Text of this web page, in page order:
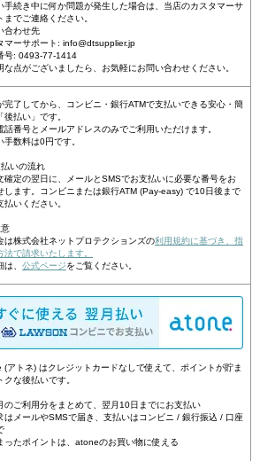
手続き中に何か問題が発生した場合は、当店のカスタマーサ
までご連絡ください。
合わせ先
マーサポート: info@dtsupplier.jp
号: 0493-77-1414
な点がございましたら、お気軽にお問い合わせください。
完了してから、コンビニ・銀行ATMで支払いできる安心・簡
後払い」です。
話番号とメールアドレスのみでご利用いただけます。
手数料は0円です。
いの流れ
確定の翌日に、メールとSMSでお支払いに必要な番号をお
します。コンビニまたは銀行ATM (Pay-easy) で10日後まで
払いください。
は株式会社ネットプロテクションズの利用規約に基づき、指
法で請求いたします。
は、 公式ページをご覧ください。
(アトネ) はクレジットカードなしで使えて、ポイントが貯ま
クな後払いです。
のご利用分をまとめて、翌月10日までにお支払い
はメールやSMSで届き、支払いはコンビニ / 銀行振込 / 口座
ったポイントは、atoneのお買い物に使える